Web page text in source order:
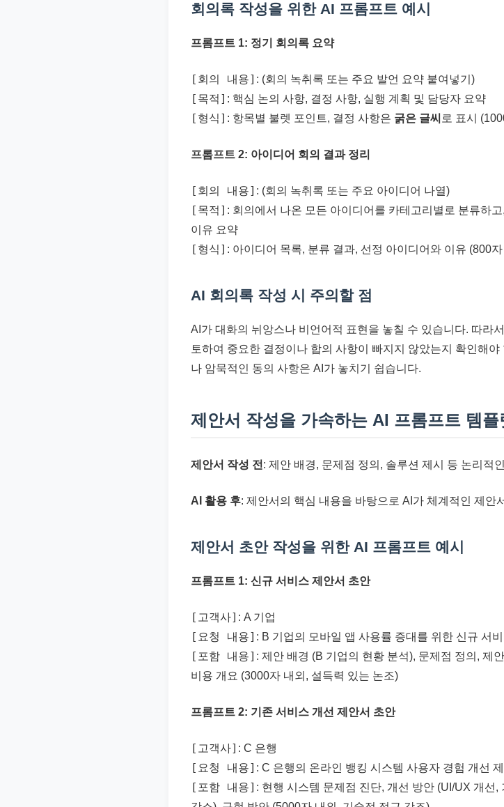
회의록 작성을 위한 AI 프롬프트 예시
프롬프트 1: 정기 회의록 요약
[회의 내용] : (회의 녹취록 또는 주요 발언 요약 붙여넣기)
[목적] : 핵심 논의 사항, 결정 사항, 실행 계획 및 담당자 요약
[형식] : 항목별 불렛 포인트, 결정 사항은 굵은 글씨 로 표시
프롬프트 2: 아이디어 회의 결과 정리
[회의 내용] : (회의 녹취록 또는 주요 아이디어 나열)
[목적] : 회의에서 나온 모든 아이디어를 카테고리별로 분류하
이유 요약
[형식] : 아이디어 목록, 분류 결과, 선정 아이디어와 이유 (800
AI 회의록 작성 시 주의할 점
AI가 대화의 뉘앙스나 비언어적 표현을 놓칠 수 있습니다. 따라
토하여 중요한 결정이나 합의 사항이 빠지지 않았는지 확인해
나 암묵적인 동의 사항은 AI가 놓치기 쉽습니다.
제안서 작성을 가속하는 AI 프롬프트 템플
제안서 작성 전 : 제안 배경, 문제점 정의, 솔루션 제시 등 논리적
AI 활용 후: 제안서의 핵심 내용을 바탕으로 AI가 체계적인 제안
제안서 초안 작성을 위한 AI 프롬프트 예시
프롬프트 1: 신규 서비스 제안서 초안
[고객사] : A 기업
[요청 내용] : B 기업의 모바일 앱 사용률 증대를 위한 신규 서
[포함 내용] : 제안 배경 (B 기업의 현황 분석), 문제점 정의, 제
비용 개요 (3000자 내외, 설득력 있는 논조)
프롬프트 2: 기존 서비스 개선 제안서 초안
[고객사] : C 은행
[요청 내용] : C 은행의 온라인 뱅킹 시스템 사용자 경험 개선
[포함 내용] : 현행 시스템 문제점 진단, 개선 방안 (UI/UX 개선